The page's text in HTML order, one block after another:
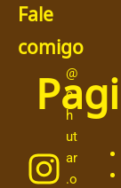
Fale
comigo
@
c
h
ut
ar
.o